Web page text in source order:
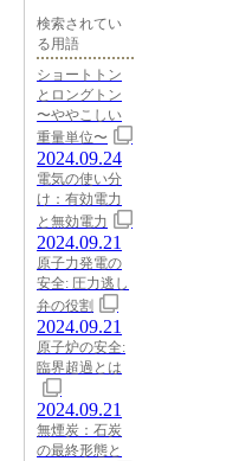
検索されてい
る用語
ショートトン
とロングトン
〜ややこしい
重量単位〜
2024.09.24
電気の使い分
け：有効電力
と無効電力
2024.09.21
原子力発電の
安全: 圧力逃し
弁の役割
2024.09.21
原子炉の安全:
臨界超過とは
2024.09.21
無煙炭：石炭
の最終形態と